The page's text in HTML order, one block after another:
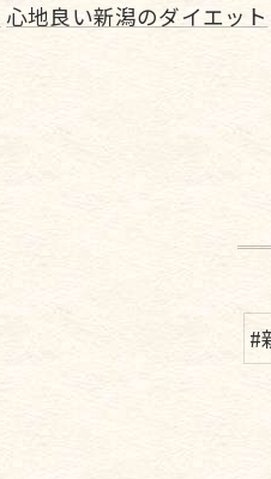
心地良い新潟のダイエット
#